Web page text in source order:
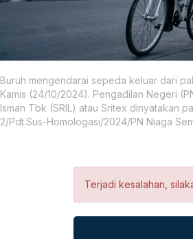
Buruh mengendarai sepeda keluar dari
Kamis (24/10/2024). Pengadilan Negeri
Isman Tbk (SRIL) atau Sritex dinyatakan
2/Pdt.Sus-Homologasi/2024/PN Niaga
Terjadi kesalahan,